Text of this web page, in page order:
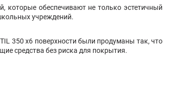
которые обеспечивают не только эстетичный
учреждений.
350 х6 поверхности были продуманы так, что
средства без риска для покрытия.